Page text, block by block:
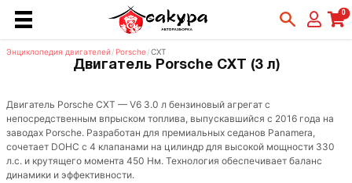
0
Энциклопедия двигателей/ Porsche/CXT
Двигатель Porsche CXT (3 л)
Двигатель Porsche CXT — V6 3.0 л бензиновый агрегат с
непосредственным впрыском топлива, выпускавшийся с 2016 года на
заводах Porsche. Разработан для премиальных седанов Panamera,
сочетает DOHC с 4 клапанами на цилиндр для высокой мощности 330
л.с. и крутящего момента 450 Нм. Технология обеспечивает баланс
динамики и эффективности.